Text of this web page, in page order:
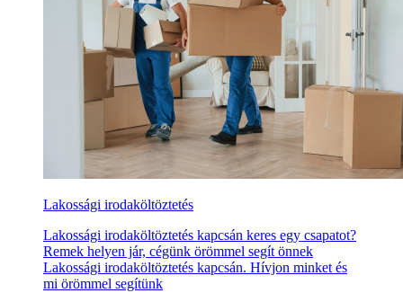
Lakossági irodaköltöztetés
Lakossági irodaköltöztetés kapcsán keres egy csapatot?
Remek helyen jár, cégünk örömmel segít önnek
Lakossági irodaköltöztetés kapcsán. Hívjon minket és
mi örömmel segítünk